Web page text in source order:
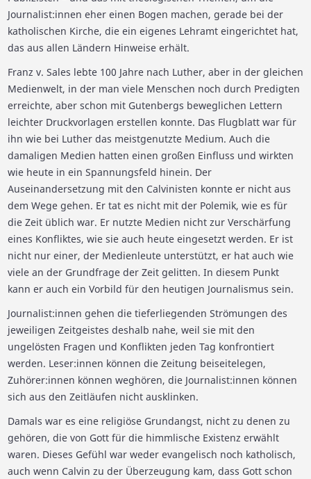
Journalist:innen eher einen Bogen machen, gerade bei der
katholischen Kirche, die ein eigenes Lehramt eingerichtet hat,
das aus allen Ländern Hinweise erhält.
Franz v. Sales lebte 100 Jahre nach Luther, aber in der gleichen
Medienwelt, in der man viele Menschen noch durch Predigten
erreichte, aber schon mit Gutenbergs beweglichen Lettern
leichter Druckvorlagen erstellen konnte. Das Flugblatt war für
ihn wie bei Luther das meistgenutzte Medium. Auch die
damaligen Medien hatten einen großen Einfluss und wirkten
wie heute in ein Spannungsfeld hinein. Der
Auseinandersetzung mit den Calvinisten konnte er nicht aus
dem Wege gehen. Er tat es nicht mit der Polemik, wie es für
die Zeit üblich war. Er nutzte Medien nicht zur Verschärfung
eines Konfliktes, wie sie auch heute eingesetzt werden. Er ist
nicht nur einer, der Medienleute unterstützt, er hat auch wie
viele an der Grundfrage der Zeit gelitten. In diesem Punkt
kann er auch ein Vorbild für den heutigen Journalismus sein.
Journalist:innen gehen die tieferliegenden Strömungen des
jeweiligen Zeitgeistes deshalb nahe, weil sie mit den
ungelösten Fragen und Konflikten jeden Tag konfrontiert
werden. Leser:innen können die Zeitung beiseitelegen,
Zuhörer:innen können weghören, die Journalist:innen können
sich aus den Zeitläufen nicht ausklinken.
Damals war es eine religiöse Grundangst, nicht zu denen zu
gehören, die von Gott für die himmlische Existenz erwählt
waren. Dieses Gefühl war weder evangelisch noch katholisch,
auch wenn Calvin zu der Überzeugung kam, dass Gott schon